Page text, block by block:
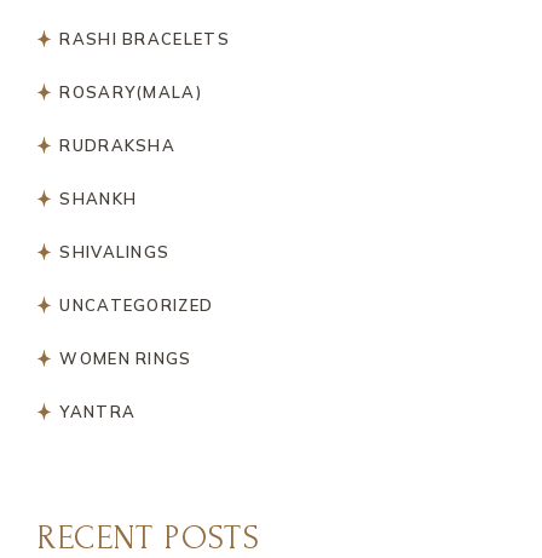
RASHI BRACELETS
ROSARY(MALA)
RUDRAKSHA
SHANKH
SHIVALINGS
UNCATEGORIZED
WOMEN RINGS
YANTRA
RECENT POSTS